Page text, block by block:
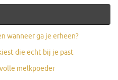
wanneer ga je erheen?
die echt bij je past
melkpoeder